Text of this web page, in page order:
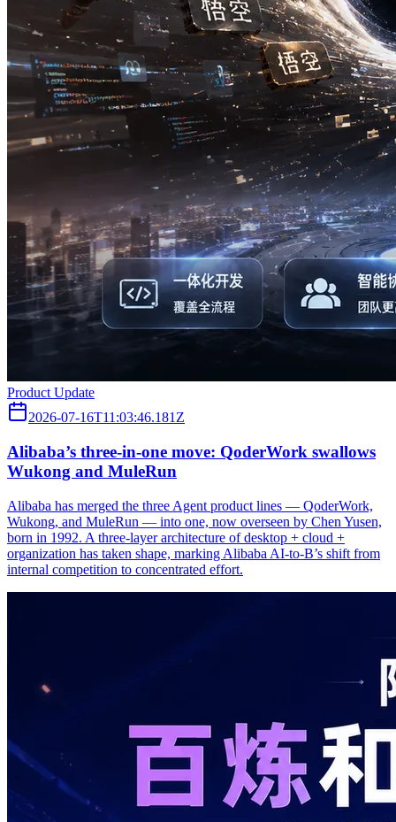
Product Update
2026-07-16T11:03:46.181Z
Alibaba’s three‑in‑one move: QoderWork swallows
Wukong and MuleRun
Alibaba has merged the three Agent product lines — QoderWork,
Wukong, and MuleRun — into one, now overseen by Chen Yusen,
born in 1992. A three-layer architecture of desktop + cloud +
organization has taken shape, marking Alibaba AI-to-B’s shift from
internal competition to concentrated effort.